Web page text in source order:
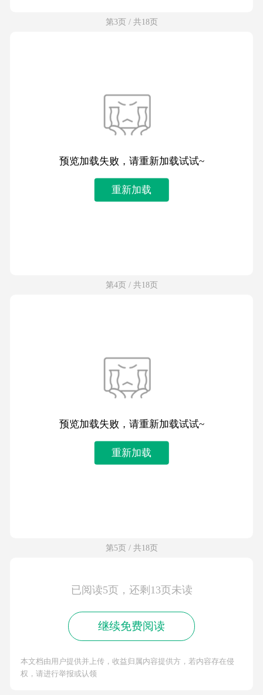
第3页 / 共18页
预览加载失败，请重新加载试试~
重新加载
第4页 / 共18页
预览加载失败，请重新加载试试~
重新加载
第5页 / 共18页
已阅读5页，还剩13页未读
继续免费阅读
本文档由用户提供并上传，收益归属内容提供方，若内容存在侵
权，请进行举报或认领